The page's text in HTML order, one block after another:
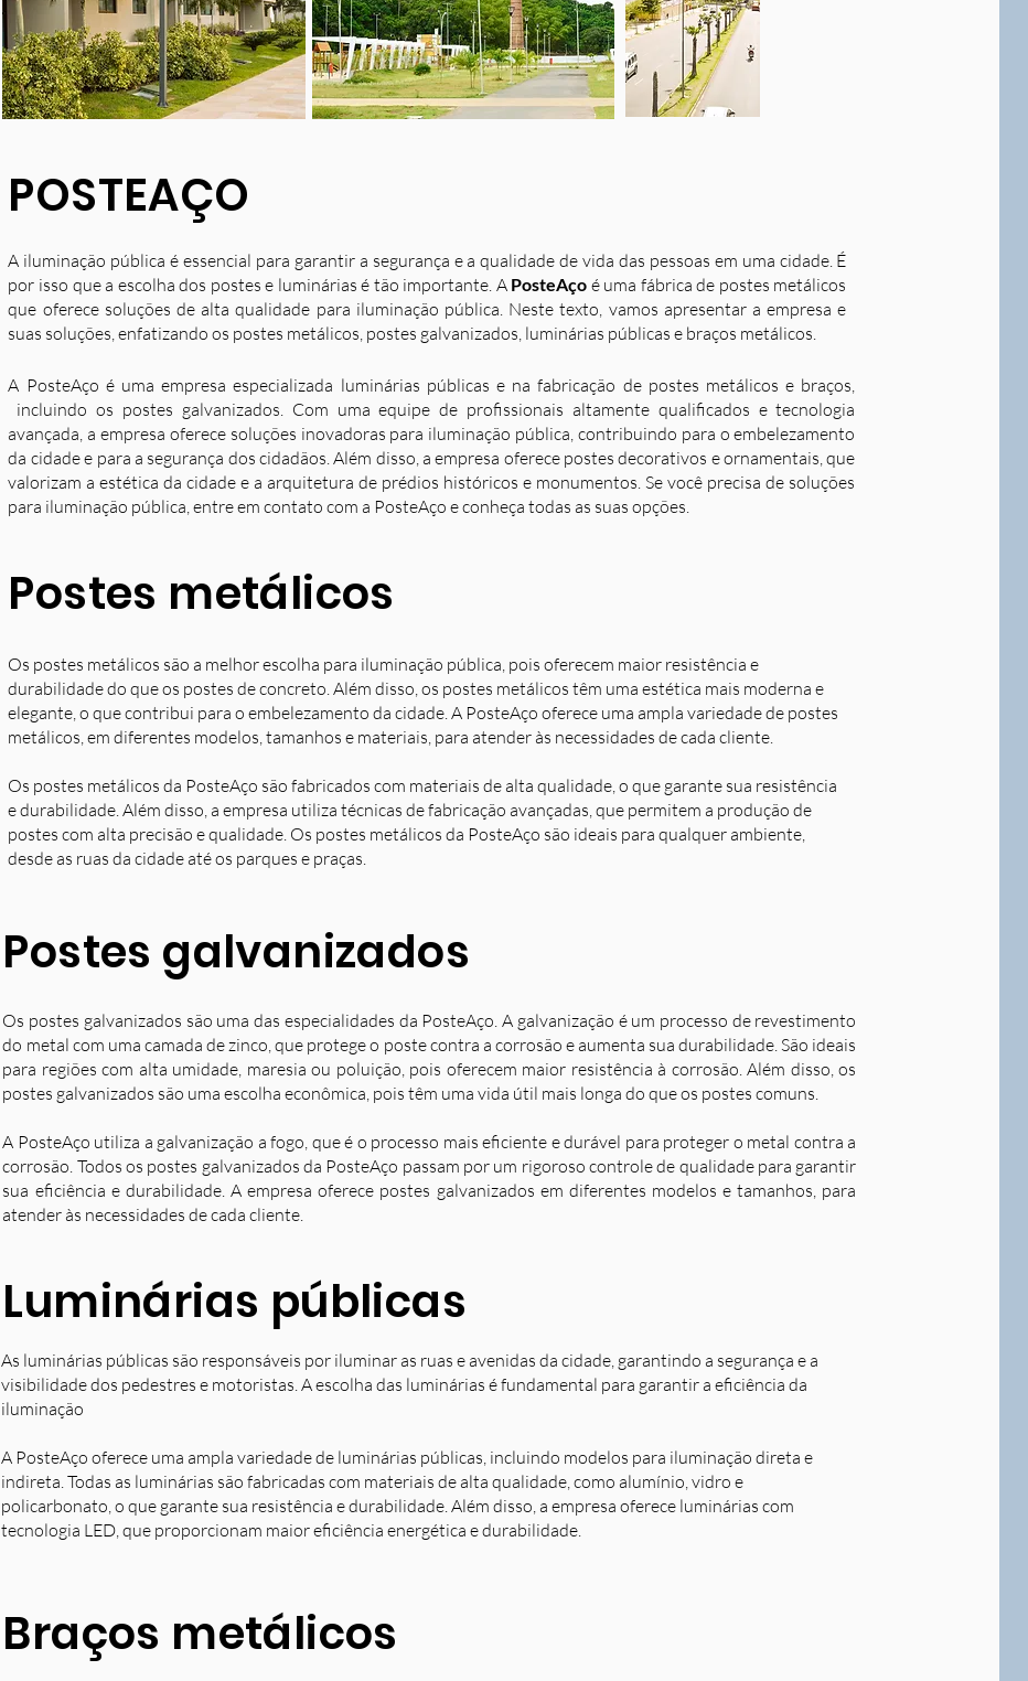
POSTEAÇO
A iluminação pública é essencial para garantir a segurança e a qualidade de vida das pessoas em uma cidade. É
por isso que a escolha dos postes e luminárias é tão importante. A PosteAço é uma fábrica de postes metálicos
que oferece soluções de alta qualidade para iluminação pública. Neste texto, vamos apresentar a empresa e
suas soluções, enfatizando os postes metálicos, postes galvanizados, luminárias públicas e braços metálicos.
A PosteAço é uma empresa especializada luminárias públicas e na fabricação de postes metálicos e braços,
incluindo os postes galvanizados. Com uma equipe de profissionais altamente qualificados e tecnologia
avançada, a empresa oferece soluções inovadoras para iluminação pública, contribuindo para o embelezamento
da cidade e para a segurança dos cidadãos. Além disso, a empresa oferece postes decorativos e ornamentais, que
valorizam a estética da cidade e a arquitetura de prédios históricos e monumentos. Se você precisa de soluções
para iluminação pública, entre em contato com a PosteAço e conheça todas as suas opções.
Postes metálicos
Os postes metálicos são a melhor escolha para iluminação pública, pois oferecem maior resistência e
durabilidade do que os postes de concreto. Além disso, os postes metálicos têm uma estética mais moderna e
elegante, o que contribui para o embelezamento da cidade. A PosteAço oferece uma ampla variedade de postes
metálicos, em diferentes modelos, tamanhos e materiais, para atender às necessidades de cada cliente.
Os postes metálicos da PosteAço são fabricados com materiais de alta qualidade, o que garante sua resistência
e durabilidade. Além disso, a empresa utiliza técnicas de fabricação avançadas, que permitem a produção de
postes com alta precisão e qualidade. Os postes metálicos da PosteAço são ideais para qualquer ambiente,
desde as ruas da cidade até os parques e praças.
Postes galvanizados
Os postes galvanizados são uma das especialidades da PosteAço. A galvanização é um processo de revestimento
do metal com uma camada de zinco, que protege o poste contra a corrosão e aumenta sua durabilidade. São ideais
para regiões com alta umidade, maresia ou poluição, pois oferecem maior resistência à corrosão. Além disso, os
postes galvanizados são uma escolha econômica, pois têm uma vida útil mais longa do que os postes comuns.
A PosteAço utiliza a galvanização a fogo, que é o processo mais eficiente e durável para proteger o metal contra a
corrosão. Todos os postes galvanizados da PosteAço passam por um rigoroso controle de qualidade para garantir
sua eficiência e durabilidade. A empresa oferece postes galvanizados em diferentes modelos e tamanhos, para
atender às necessidades de cada cliente.
Luminárias públicas
As luminárias públicas são responsáveis por iluminar as ruas e avenidas da cidade, garantindo a segurança e a
visibilidade dos pedestres e motoristas. A escolha das luminárias é fundamental para garantir a eficiência da
iluminação
A PosteAço oferece uma ampla variedade de luminárias públicas, incluindo modelos para iluminação direta e
indireta. Todas as luminárias são fabricadas com materiais de alta qualidade, como alumínio, vidro e
policarbonato, o que garante sua resistência e durabilidade. Além disso, a empresa oferece luminárias com
tecnologia LED, que proporcionam maior eficiência energética e durabilidade.
Braços metálicos